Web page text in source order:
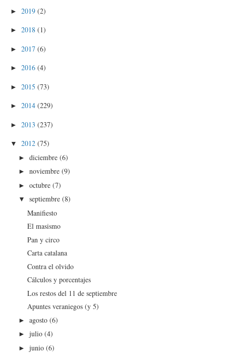
► 2019 (2)
► 2018 (1)
► 2017 (6)
► 2016 (4)
► 2015 (73)
► 2014 (229)
► 2013 (237)
▼ 2012 (75)
►diciembre(6)
►noviembre(9)
►octubre(7)
▼septiembre(8)
Manifiesto
El masismo
Pan y circo
Carta catalana
Contra el olvido
Cálculos y porcentajes
Los restos del 11 de septiembre
Apuntes veraniegos (y 5)
►agosto(6)
►julio(4)
►junio(6)